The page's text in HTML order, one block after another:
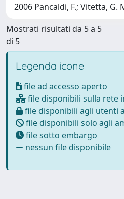
2006 Pancaldi, F.; Vitetta, G.
Mostrati risultati da 5 a 5
di 5
Legenda icone
file ad accesso aperto
file disponibili sulla rete
file disponibili agli utenti
file disponibili solo agli
file sotto embargo
nessun file disponibile